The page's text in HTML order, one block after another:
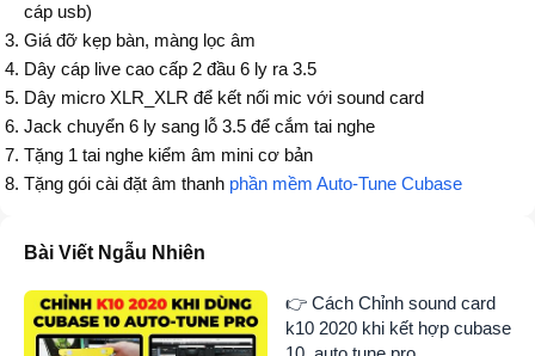
cáp usb)
Giá đỡ kẹp bàn, màng lọc âm
Dây cáp live cao cấp 2 đầu 6 ly ra 3.5
Dây micro XLR_XLR để kết nối mic với sound card
Jack chuyển 6 ly sang lỗ 3.5 để cắm tai nghe
Tặng 1 tai nghe kiểm âm mini cơ bản
Tặng gói cài đặt âm thanh phần mềm Auto-Tune Cubase
Bài Viết Ngẫu Nhiên
👉 Cách Chỉnh sound card
k10 2020 khi kết hợp cubase